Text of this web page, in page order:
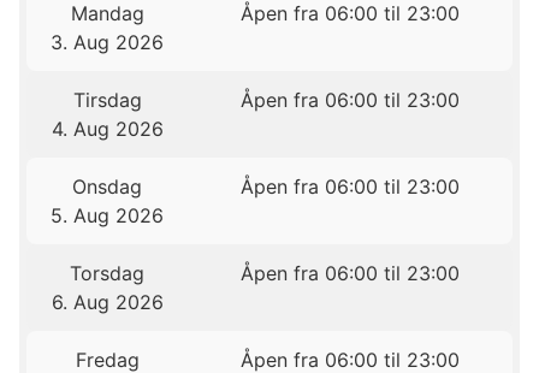
Mandag
3. Aug 2026
Åpen fra 06:00 til 23:00
Tirsdag
4. Aug 2026
Åpen fra 06:00 til 23:00
Onsdag
5. Aug 2026
Åpen fra 06:00 til 23:00
Torsdag
6. Aug 2026
Åpen fra 06:00 til 23:00
Fredag
Åpen fra 06:00 til 23:00